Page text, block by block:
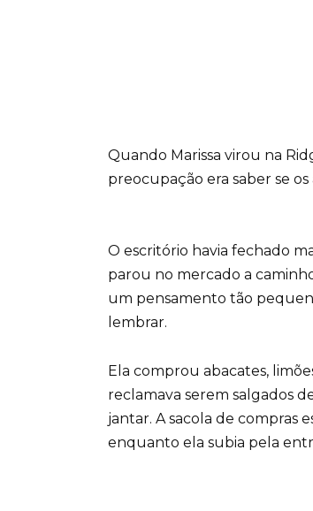
Quando Marissa virou na
preocupação era saber se
O escritório havia fechado
parou no mercado a
um pensamento tão
lembrar.
Ela comprou abacates,
reclamava serem salgados
jantar. A sacola de compras
enquanto ela subia pela